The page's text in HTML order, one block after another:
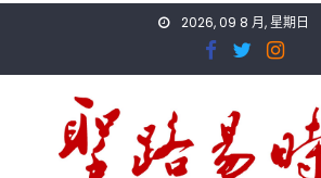
2026, 09 8 月, 星期日